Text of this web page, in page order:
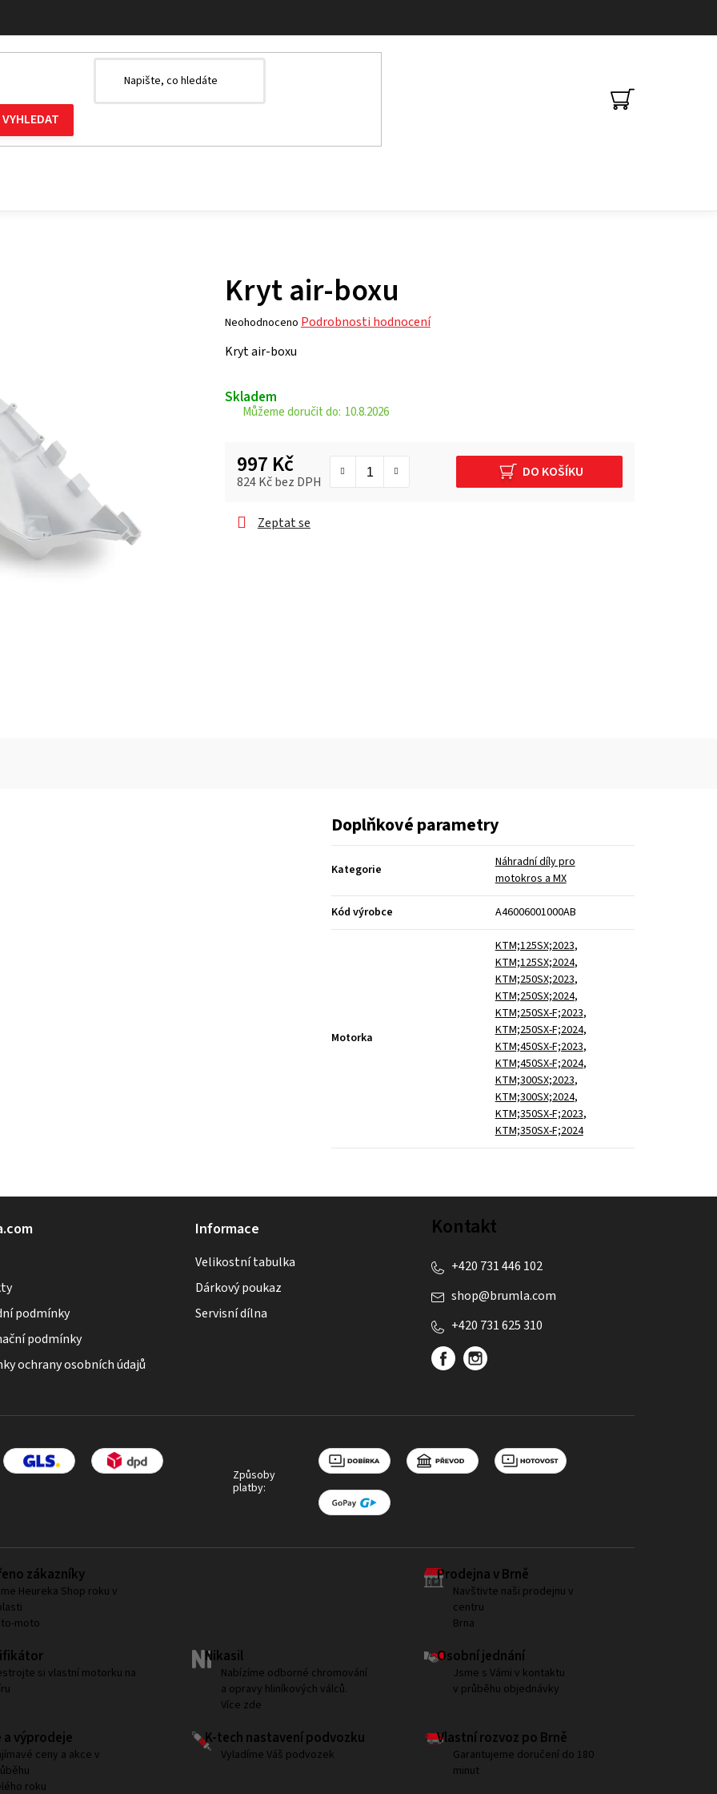
NÁKUPNÍ
Kryt air-boxu
Průměrné
produktu
0,0
Neohodnoceno Podrobnosti hodnocení
Kryt air-boxu
Skladem
10.8.2026
997 Kč
824 Kč bez DPH
DO KOŠÍKU
Zeptat se
Doplňkové parametry
Kategorie
Náhradní díly pro
motokros a MX
Kód výrobce A46006001000AB
Motorka
KTM;125SX;2023,
KTM;125SX;2024,
KTM;250SX;2023,
KTM;250SX;2024,
KTM;250SX-F;2023,
KTM;250SX-F;2024,
KTM;450SX-F;2023,
KTM;450SX-F;2024,
KTM;300SX;2023,
KTM;300SX;2024,
KTM;350SX-F;2023,
KTM;350SX-F;2024
podmínky
podmínky
ochrany osobních údajů
Informace
Velikostní tabulka
Dárkový poukaz
Servisní dílna
Kontakt
shop@brumla.com
+420 731 446 102
+420 731 625 310
Způsoby
platby:
zákazníky
Heureka Shop roku v
moto
Prodejna v Brně
Navštivte naši prodejnu v
centru
Brna
si vlastní motorku na
Nikasil
Nabízíme odborné chromování
a opravy hliníkových válců.
Více zde
Osobní jednání
Jsme s Vámi v kontaktu
v průběhu objednávky
a výprodeje
ceny a akce v
roku
K-tech nastavení podvozku
Vyladíme Váš podvozek
Vlastní rozvoz po Brně
Garantujeme doručení do 180
minut